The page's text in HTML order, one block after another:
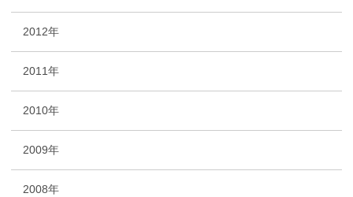
2012年
2011年
2010年
2009年
2008年